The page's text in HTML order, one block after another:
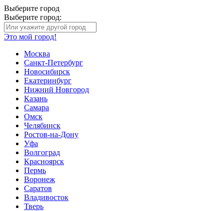
Выберите город
Выберите город:
Это мой город!
Москва
Санкт-Петербург
Новосибирск
Екатеринбург
Нижний Новгород
Казань
Самара
Омск
Челябинск
Ростов-на-Дону
Уфа
Волгоград
Красноярск
Пермь
Воронеж
Саратов
Владивосток
Тверь